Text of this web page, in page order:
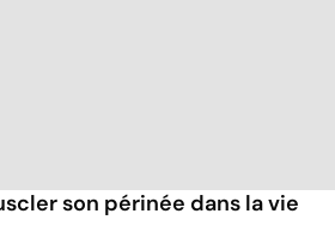
son périnée dans la vie